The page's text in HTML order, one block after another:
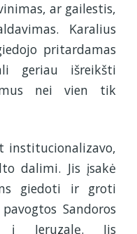
ar gailestis,
Karalius
pritardamas
geriau išreikšti
nei vien tik
institucionalizavo,
dalimi. Jis įsakė
giedoti ir groti
Sandoros
į Jeruzalę. Jis